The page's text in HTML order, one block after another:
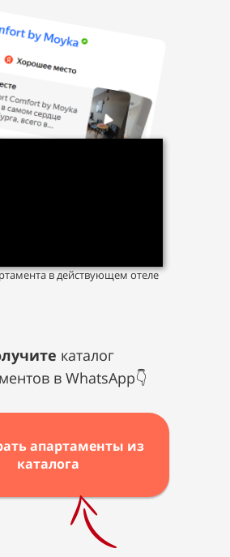
апартаменты из
каталога
каталог
в WhatsApp👇
в действующем отеле